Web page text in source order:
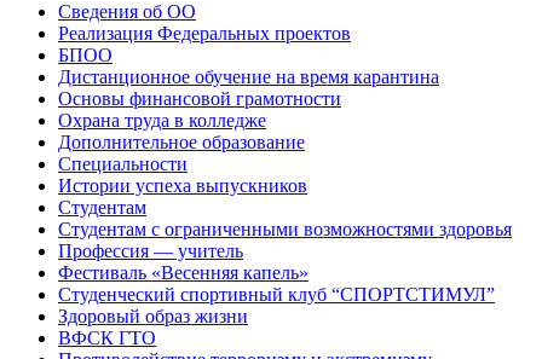
Сведения об ОО
Реализация Федеральных проектов
БПОО
Дистанционное обучение на время карантина
Основы финансовой грамотности
Охрана труда в колледже
Дополнительное образование
Специальности
Истории успеха выпускников
Студентам
Студентам с ограниченными возможностями здоровья
Профессия — учитель
Фестиваль «Весенняя капель»
Студенческий спортивный клуб “СПОРТСТИМУЛ”
Здоровый образ жизни
ВФСК ГТО